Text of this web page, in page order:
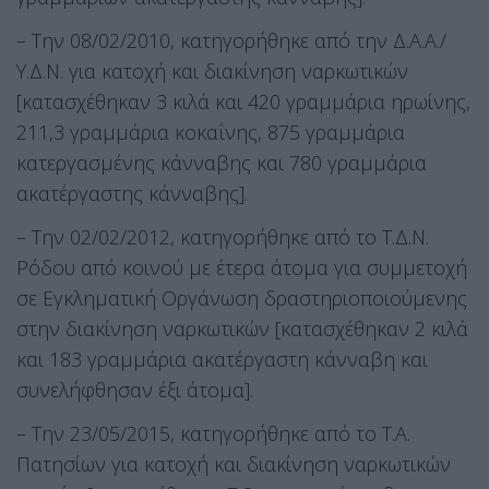
– Την 08/02/2010, κατηγορήθηκε από την Δ.Α.Α./
Υ.Δ.Ν. για κατοχή και διακίνηση ναρκωτικών
[κατασχέθηκαν 3 κιλά και 420 γραμμάρια ηρωίνης,
211,3 γραμμάρια κοκαΐνης, 875 γραμμάρια
κατεργασμένης κάνναβης και 780 γραμμάρια
ακατέργαστης κάνναβης].
– Την 02/02/2012, κατηγορήθηκε από το Τ.Δ.Ν.
Ρόδου από κοινού με έτερα άτομα για συμμετοχή
σε Εγκληματική Οργάνωση δραστηριοποιούμενης
στην διακίνηση ναρκωτικών [κατασχέθηκαν 2 κιλά
και 183 γραμμάρια ακατέργαστη κάνναβη και
συνελήφθησαν έξι άτομα].
– Την 23/05/2015, κατηγορήθηκε από το Τ.Α.
Πατησίων για κατοχή και διακίνηση ναρκωτικών